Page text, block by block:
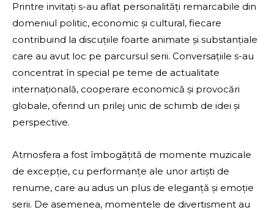
Printre invitați s-au aflat personalități remarcabile din
domeniul politic, economic și cultural, fiecare
contribuind la discuțiile foarte animate și substanțiale
care au avut loc pe parcursul serii. Conversațiile s-au
concentrat în special pe teme de actualitate
internațională, cooperare economică și provocări
globale, oferind un prilej unic de schimb de idei și
perspective.
Atmosfera a fost îmbogățită de momente muzicale
de excepție, cu performanțe ale unor artiști de
renume, care au adus un plus de eleganță și emoție
serii. De asemenea, momentele de divertisment au